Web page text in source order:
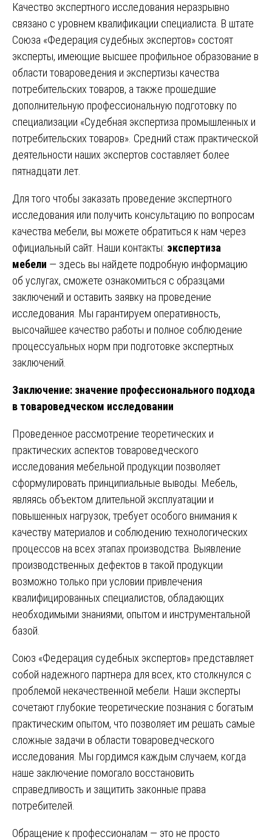
Качество экспертного исследования неразрывно
связано с уровнем квалификации специалиста. В штате
Союза «Федерация судебных экспертов» состоят
эксперты, имеющие высшее профильное образование в
области товароведения и экспертизы качества
потребительских товаров, а также прошедшие
дополнительную профессиональную подготовку по
специализации «Судебная экспертиза промышленных и
потребительских товаров». Средний стаж практической
деятельности наших экспертов составляет более
пятнадцати лет.
Для того чтобы заказать проведение экспертного
исследования или получить консультацию по вопросам
качества мебели, вы можете обратиться к нам через
официальный сайт. Наши контакты: экспертиза
мебели — здесь вы найдете подробную информацию
об услугах, сможете ознакомиться с образцами
заключений и оставить заявку на проведение
исследования. Мы гарантируем оперативность,
высочайшее качество работы и полное соблюдение
процессуальных норм при подготовке экспертных
заключений.
Заключение: значение профессионального подхода
в товароведческом исследовании
Проведенное рассмотрение теоретических и
практических аспектов товароведческого
исследования мебельной продукции позволяет
сформулировать принципиальные выводы. Мебель,
являясь объектом длительной эксплуатации и
повышенных нагрузок, требует особого внимания к
качеству материалов и соблюдению технологических
процессов на всех этапах производства. Выявление
производственных дефектов в такой продукции
возможно только при условии привлечения
квалифицированных специалистов, обладающих
необходимыми знаниями, опытом и инструментальной
базой.
Союз «Федерация судебных экспертов» представляет
собой надежного партнера для всех, кто столкнулся с
проблемой некачественной мебели. Наши эксперты
сочетают глубокие теоретические познания с богатым
практическим опытом, что позволяет им решать самые
сложные задачи в области товароведческого
исследования. Мы гордимся каждым случаем, когда
наше заключение помогало восстановить
справедливость и защитить законные права
потребителей.
Обращение к профессионалам — это не просто